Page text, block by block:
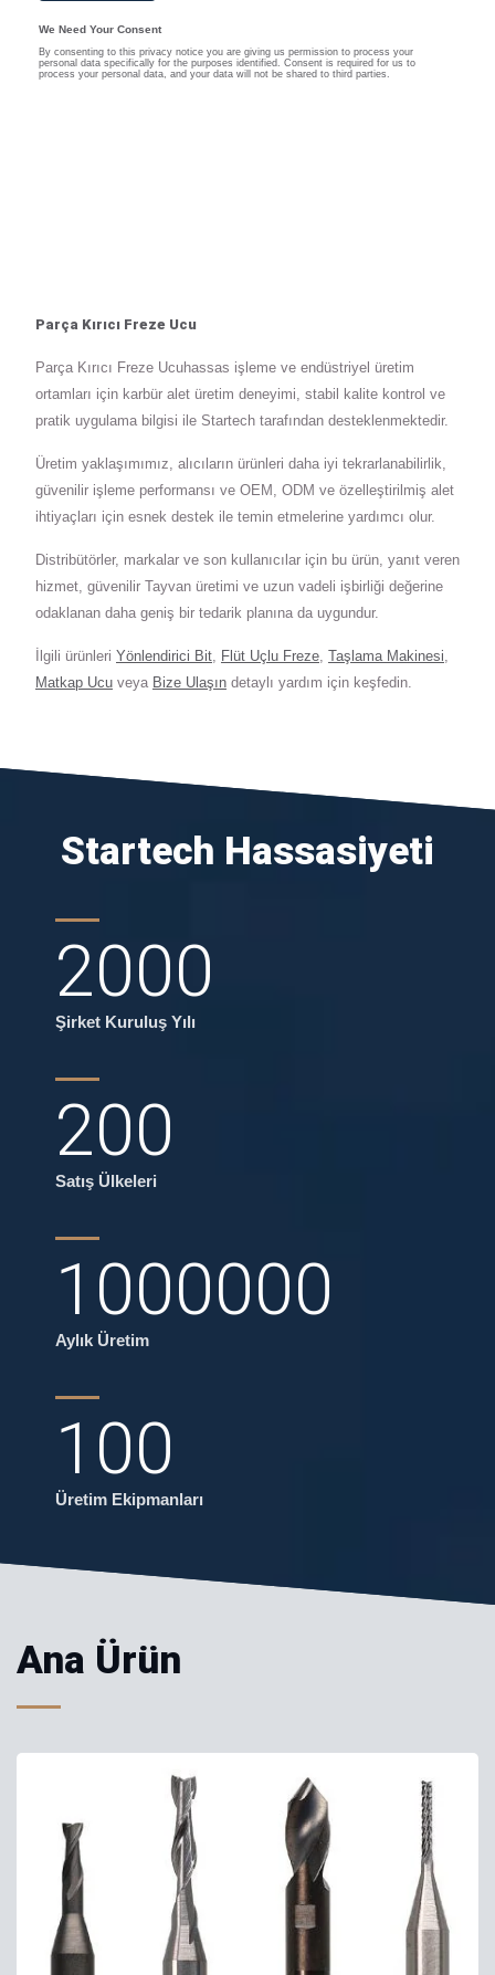
Parça Kırıcı Freze Ucu
Parça Kırıcı Freze Ucuhassas işleme ve endüstriyel üretim
ortamları için karbür alet üretim deneyimi, stabil kalite kontrol ve
pratik uygulama bilgisi ile Startech tarafından desteklenmektedir.
Üretim yaklaşımımız, alıcıların ürünleri daha iyi tekrarlanabilirlik,
güvenilir işleme performansı ve OEM, ODM ve özelleştirilmiş alet
ihtiyaçları için esnek destek ile temin etmelerine yardımcı olur.
Distribütörler, markalar ve son kullanıcılar için bu ürün, yanıt veren
hizmet, güvenilir Tayvan üretimi ve uzun vadeli işbirliği değerine
odaklanan daha geniş bir tedarik planına da uygundur.
İlgili ürünleri Yönlendirici Bit, Flüt Uçlu Freze, Taşlama Makinesi,
Matkap Ucu veya Bize Ulaşın detaylı yardım için keşfedin.
Startech Hassasiyeti
2000
Şirket Kuruluş Yılı
200
Satış Ülkeleri
1000000
Aylık Üretim
100
Üretim Ekipmanları
Ana Ürün